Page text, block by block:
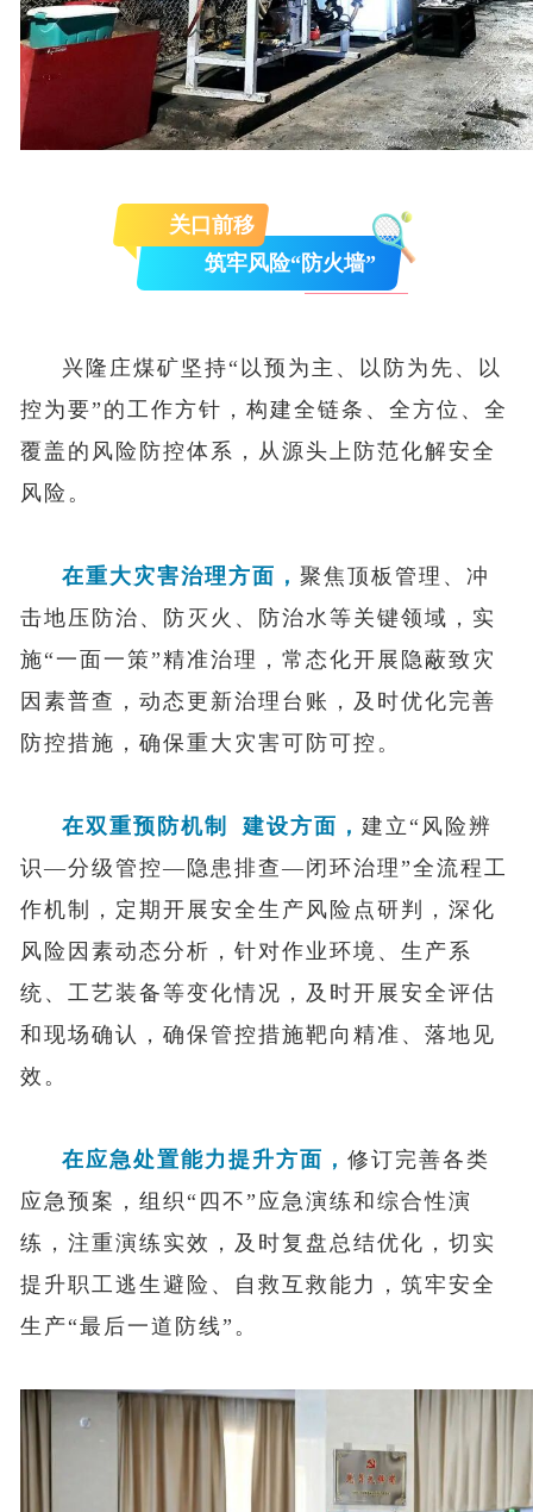
关口前移
筑牢风险“防火墙”
兴隆庄煤矿坚持“以预为主、以防为先、以
控为要”的工作方针，构建全链条、全方位、全
覆盖的风险防控体系，从源头上防范化解安全
风险。
在重大灾害治理方面， 聚焦顶板管理、冲
击地压防治、防灭火、防治水等关键领域，实
施“一面一策”精准治理，常态化开展隐蔽致灾
因素普查，动态更新治理台账，及时优化完善
防控措施，确保重大灾害可防可控。
在双重预防机制 建设方面， 建立“风险辨
识—分级管控—隐患排查—闭环治理”全流程工
作机制，定期开展安全生产风险点研判，深化
风险因素动态分析，针对作业环境、生产系
统、工艺装备等变化情况，及时开展安全评估
和现场确认，确保管控措施靶向精准、落地见
效。
在应急处置能力提升方面， 修订完善各类
应急预案，组织“四不”应急演练和综合性演
练，注重演练实效，及时复盘总结优化，切实
提升职工逃生避险、自救互救能力，筑牢安全
生产“最后一道防线”。